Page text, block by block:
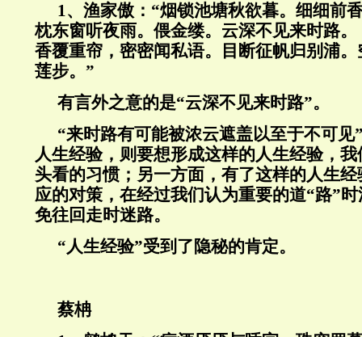
1、渔家傲：“烟锁池塘秋欲暮。细细前
枕东窗听夜雨。偎金缕。云深不见来时路
香覆重帘，密密闻私语。目断征帆归别浦
莲步。”
有言外之意的是“云深不见来时路”。
“来时路有可能被浓云遮盖以至于不可见
人生经验，则要想形成这样的人生经验，
头看的习惯；另一方面，有了这样的人生
应的对策，在经过我们认为重要的道“路”
免往回走时迷路。
“人生经验”受到了隐秘的肯定。
蔡柟